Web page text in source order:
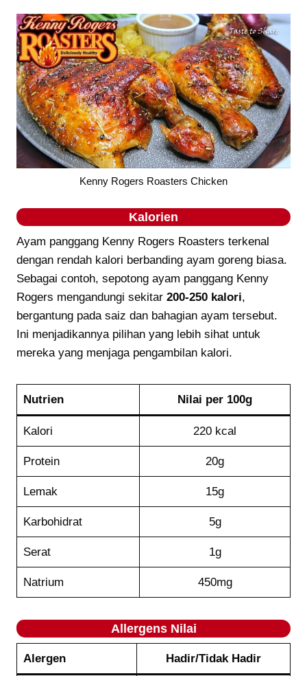
Kenny Rogers Roasters Chicken
Kalorien
Ayam panggang Kenny Rogers Roasters terkenal
dengan rendah kalori berbanding ayam goreng biasa.
Sebagai contoh, sepotong ayam panggang Kenny
Rogers mengandungi sekitar 200-250 kalori,
bergantung pada saiz dan bahagian ayam tersebut.
Ini menjadikannya pilihan yang lebih sihat untuk
mereka yang menjaga pengambilan kalori.
Nutrien Nilai per 100g
Kalori 220 kcal
Protein 20g
Lemak 15g
Karbohidrat 5g
Serat 1g
Natrium 450mg
Allergens Nilai
Alergen Hadir/Tidak Hadir